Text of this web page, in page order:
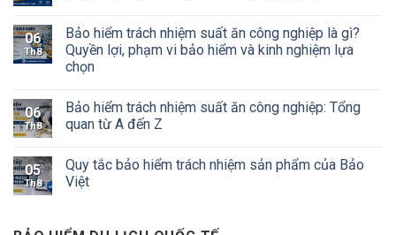
06
Th8
Bảo hiểm trách nhiệm suất ăn công nghiệp là gì?
Quyền lợi, phạm vi bảo hiểm và kinh nghiệm lựa
chọn
06
Th8
Bảo hiểm trách nhiệm suất ăn công nghiệp: Tổng
quan từ A đến Z
05
Th8
Quy tắc bảo hiểm trách nhiệm sản phẩm của Bảo
Việt